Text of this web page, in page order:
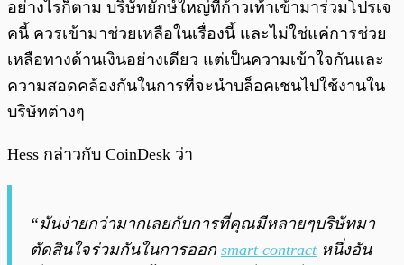
อย่างไรก็ตาม บริษัทยักษ์ใหญ่ที่ก้าวเท้าเข้ามาร่วมโปรเจ
คนี้ ควรเข้ามาช่วยเหลือในเรื่องนี้ และไม่ใช่แค่การช่วย
เหลือทางด้านเงินอย่างเดียว แต่เป็นความเข้าใจกันและ
ความสอดคล้องกันในการที่จะนำบล็อคเชนไปใช้งานใน
บริษัทต่างๆ
Hess กล่าวกับ CoinDesk ว่า
“มันง่ายกว่ามากเลยกับการที่คุณมีหลายๆบริษัทมา
ตัดสินใจร่วมกันในการออก smart contractหนึ่งอัน